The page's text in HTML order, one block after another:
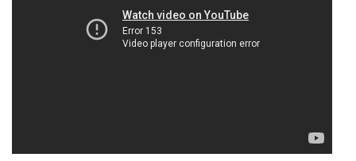
หวยหุ้นฮั่งเส็ง บ่าย